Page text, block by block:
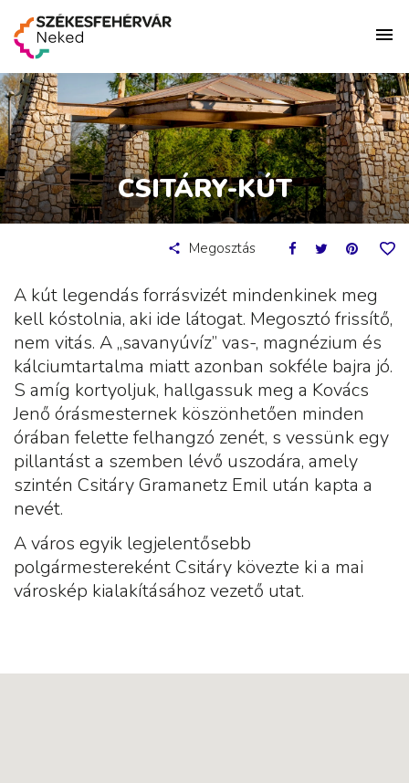
CSITÁRY-KÚT
Megosztás
A kút legendás forrásvizét mindenkinek meg
kell kóstolnia, aki ide látogat. Megosztó frissítő,
nem vitás. A „savanyúvíz” vas-, magnézium és
kálciumtartalma miatt azonban sokféle bajra jó.
S amíg kortyoljuk, hallgassuk meg a Kovács
Jenő órásmesternek köszönhetően minden
órában felette felhangzó zenét, s vessünk egy
pillantást a szemben lévő uszodára, amely
szintén Csitáry Gramanetz Emil után kapta a
nevét.
A város egyik legjelentősebb
polgármestereként Csitáry kövezte ki a mai
városkép kialakításához vezető utat.